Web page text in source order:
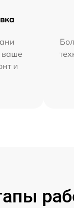
ваше
и